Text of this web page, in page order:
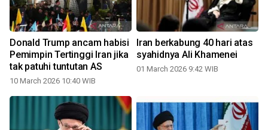
Donald Trump ancam habisi
Pemimpin Tertinggi Iran jika
tak patuhi tuntutan AS
10 March 2026 10:40 WIB
Iran berkabung 40 hari atas
syahidnya Ali Khamenei
01 March 2026 9:42 WIB